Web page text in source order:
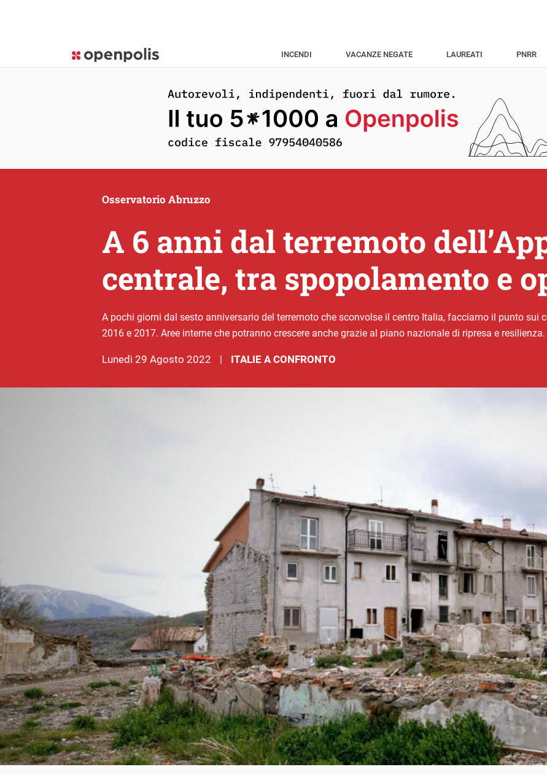
INCENDI VACANZE NEGATE LAUREATI PNRR
A 6 anni dal terremoto
centrale, tra spopolamento e
Osservatorio Abruzzo
A pochi giorni dal sesto anniversario del terremoto che sconvolse il centro Italia, facciamo il punto sui
2016 e 2017. Aree interne che potranno crescere anche grazie al piano nazionale di ripresa e resilienza.
lunedì 29 Agosto 2022 | ITALIE A CONFRONTO